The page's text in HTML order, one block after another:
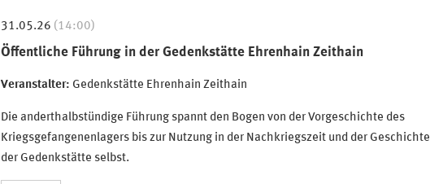
31.05.26 (14:00)
Öffentliche Führung in der Gedenkstätte Ehrenhain Zeithain
Veranstalter: Gedenkstätte Ehrenhain Zeithain
Die anderthalbstündige Führung spannt den Bogen von der Vorgeschichte des
Kriegsgefangenenlagers bis zur Nutzung in der Nachkriegszeit und der Geschichte
der Gedenkstätte selbst.